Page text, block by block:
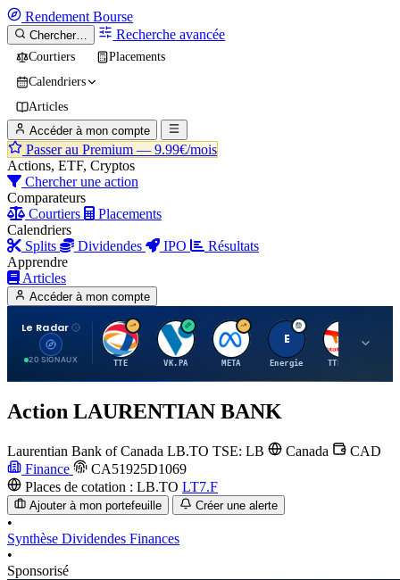
Rendement Bourse
Chercher… Recherche avancée
Courtiers
Placements
Calendriers
Articles
Accéder à mon compte
Passer au Premium — 9.99€/mois
Actions, ETF, Cryptos
Chercher une action
Comparateurs
Courtiers
Placements
Calendriers
Splits
Dividendes IPO
Résultats
Apprendre
Articles
Accéder à mon compte
Le Radar
20 SIGNAUX
T
TTE
V
VK.PA
M
META
E
Energie
T
TTE.PA
Action LAURENTIAN BANK
Laurentian Bank of Canada LB.TO TSE: LB Canada
CAD
Finance
CA51925D1069
Places de cotation : LB.TO LT7.F
Ajouter à mon portefeuille Créer une alerte
•
Synthèse Dividendes Finances
•
Sponsorisé